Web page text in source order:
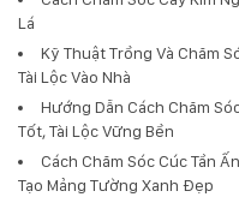
Lá
Kỹ Thuật Trồng Và Chăm
Tài Lộc Vào Nhà
Hướng Dẫn Cách Chăm
Tốt, Tài Lộc Vững Bền
Cách Chăm Sóc Cúc Tần
Tạo Mảng Tường Xanh Đẹp